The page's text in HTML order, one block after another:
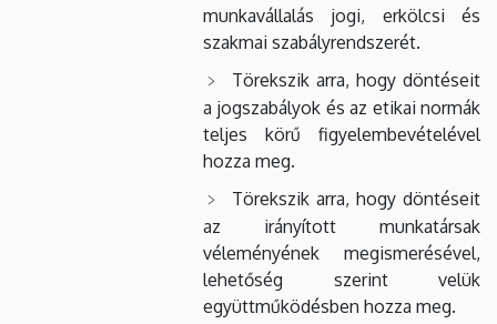
munkavállalás jogi, erkölcsi és
szakmai szabályrendszerét.
Törekszik arra, hogy döntéseit
a jogszabályok és az etikai normák
teljes körű figyelembevételével
hozza meg.
Törekszik arra, hogy döntéseit
az irányított munkatársak
véleményének megismerésével,
lehetőség szerint velük
együttműködésben hozza meg.